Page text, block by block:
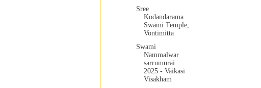
Sree
Kodandarama
Swami Temple,
Vontimitta
Swami
Nammalwar
sarrumurai
2025 - Vaikasi
Visakham